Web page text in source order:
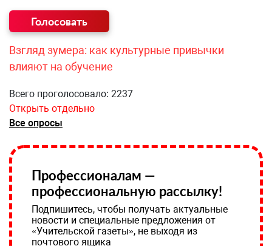
Взгляд зумера: как культурные привычки
влияют на обучение
Всего проголосовало: 2237
Открыть отдельно
Все опросы
Профессионалам —
профессиональную рассылку!
Подпишитесь, чтобы получать актуальные
новости и специальные предложения от
«Учительской газеты», не выходя из
почтового ящика